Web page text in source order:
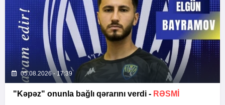
05.08.2026 - 17:39
"Kəpəz" onunla bağlı qərarını verdi - RƏSMİ